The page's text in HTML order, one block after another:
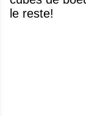
le reste!